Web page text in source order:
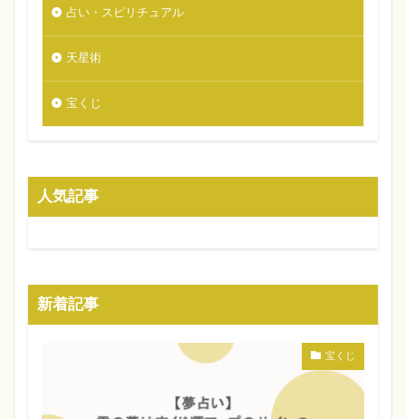
占い・スピリチュアル
天星術
宝くじ
人気記事
新着記事
宝くじ